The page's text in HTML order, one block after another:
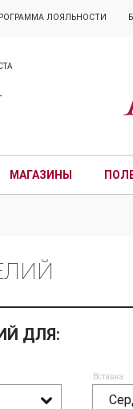
ЛОЯЛЬНОСТИ
МАГАЗИНЫ
ДЛЯ:
Вставка: